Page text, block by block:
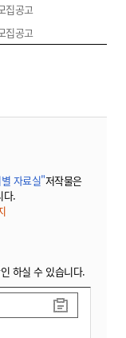
집공고
집공고
자료실"저작물은
다.
하실 수 있습니다.